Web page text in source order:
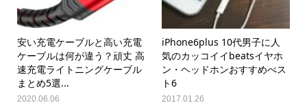
安い充電ケーブルと高い充電
ケーブルは何が違う？頑丈 高
速充電ライトニングケーブル
まとめ5選...
2020.06.06
iPhone6plus 10代男子に人
気のカッコイイbeatsイヤホ
ン・ヘッドホンおすすめべス
ト6
2017.01.26